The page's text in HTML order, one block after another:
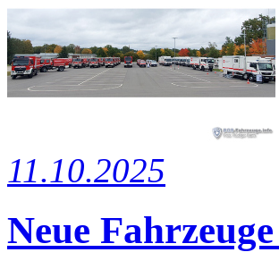
11.10.2025
Neue